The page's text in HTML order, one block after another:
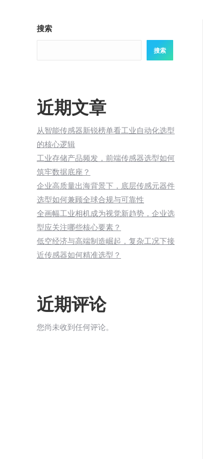
搜索
搜索
近期文章
从智能传感器新锐榜单看工业自动化选型
的核心逻辑
工业存储产品频发，前端传感器选型如何
筑牢数据底座？
企业高质量出海背景下，底层传感元器件
选型如何兼顾全球合规与可靠性
全画幅工业相机成为视觉新趋势，企业选
型应关注哪些核心要素？
低空经济与高端制造崛起，复杂工况下接
近传感器如何精准选型？
近期评论
您尚未收到任何评论。